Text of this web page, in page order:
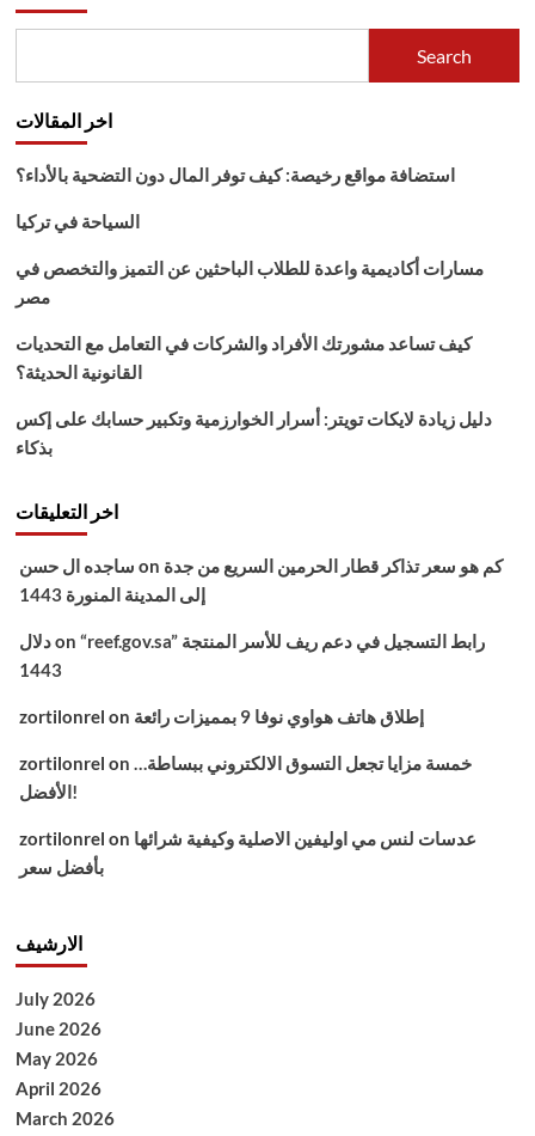
Search
اخر المقالات
استضافة مواقع رخيصة: كيف توفر المال دون التضحية بالأداء؟
السياحة في تركيا
مسارات أكاديمية واعدة للطلاب الباحثين عن التميز والتخصص في
مصر
كيف تساعد مشورتك الأفراد والشركات في التعامل مع التحديات
القانونية الحديثة؟
دليل زيادة لايكات تويتر: أسرار الخوارزمية وتكبير حسابك على إكس
بذكاء
اخر التعليقات
ساجده ال حسن on كم هو سعر تذاكر قطار الحرمين السريع من جدة
إلى المدينة المنورة 1443
دلالon “reef.gov.sa” رابط التسجيل في دعم ريف للأسر المنتجة
1443
zortilonrel on إطلاق هاتف هواوي نوفا 9 بمميزات رائعة
zortilonrel on خمسة مزايا تجعل التسوق الالكتروني ببساطة…
الأفضل!
zortilonrel on عدسات لنس مي اوليفين الاصلية وكيفية شرائها
بأفضل سعر
الارشيف
July 2026
June 2026
May 2026
April 2026
March 2026